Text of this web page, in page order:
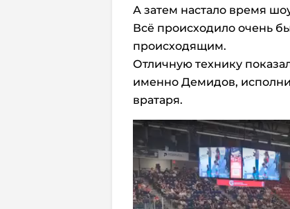
А затем настало время
Всё происходило очень
происходящим.
Отличную технику
именно Демидов,
вратаря.